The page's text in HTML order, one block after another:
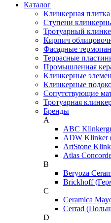
Каталог
Клинкерная плитка
Ступени
Тротуарный
Кирпич
Фасадные
Террасные
Промышленная
Клинкерные
Клинкерные
Сопутствующие
Тротуарная
Бренды
A
ABC
ADW Klinker
ArtStone
Atlas
B
Beryoza
Brickhoff
C
Ceramica
Cerrad
D